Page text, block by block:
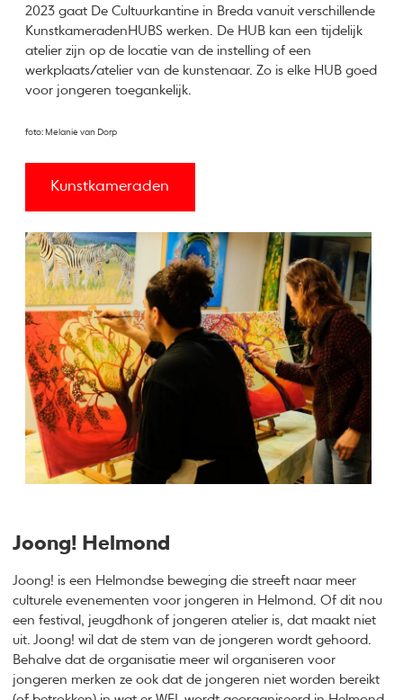
2023 gaat De Cultuurkantine in Breda vanuit verschillende
KunstkameradenHUBS werken. De HUB kan een tijdelijk
atelier zijn op de locatie van de instelling of een
werkplaats/atelier van de kunstenaar. Zo is elke HUB goed
voor jongeren toegankelijk.
foto: Melanie van Dorp
Kunstkameraden
Joong! Helmond
Joong! is een Helmondse beweging die streeft naar meer
culturele evenementen voor jongeren in Helmond. Of dit nou
een festival, jeugdhonk of jongeren atelier is, dat maakt niet
uit. Joong! wil dat de stem van de jongeren wordt gehoord.
Behalve dat de organisatie meer wil organiseren voor
jongeren merken ze ook dat de jongeren niet worden bereikt